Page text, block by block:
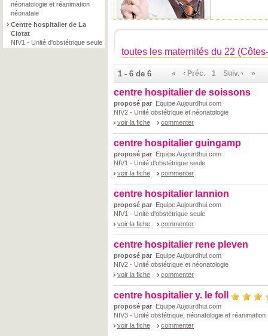
néonatologie et réanimation
néonatale
Centre hospitalier de La
Ciotat
NIV1 - Unité d'obstétrique seule
toutes les maternités du 22
1 - 6 de 6 « ‹ Préc. 1 Suiv. › »
centre hospitalier de soissons
proposé par Equipe Aujourdhui.com
NIV2 - Unité obstétrique et néonatologie
voir la fiche
commenter
centre hospitalier guingamp
proposé par Equipe Aujourdhui.com
NIV1 - Unité d'obstétrique seule
voir la fiche
commenter
centre hospitalier lannion
proposé par Equipe Aujourdhui.com
NIV1 - Unité d'obstétrique seule
voir la fiche
commenter
centre hospitalier rene pleven
proposé par Equipe Aujourdhui.com
NIV2 - Unité obstétrique et néonatologie
voir la fiche
commenter
centre hospitalier y. le foll
proposé par Equipe Aujourdhui.com
NIV3 - Unité obstétrique, néonatologie et réanimation
voir la fiche
commenter